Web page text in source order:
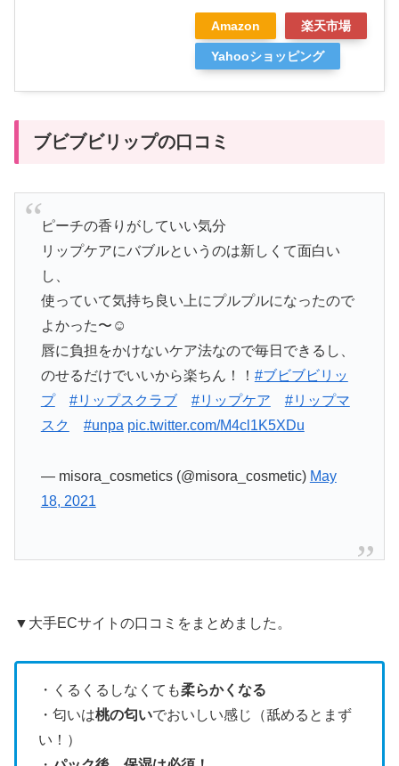
Amazon 楽天市場
Yahooショッピング
ブビブビリップの口コミ
ピーチの香りがしていい気分
リップケアにバブルというのは新しくて面白い
し、
使っていて気持ち良い上にプルプルになったので
よかった〜☺️
唇に負担をかけないケア法なので毎日できるし、
のせるだけでいいから楽ちん！！ #ブビブビリッ
プ
#リップスクラブ #リップケア
#リップマ
スク
#unpa pic.twitter.com/M4cl1K5XDu
— misora_cosmetics (@misora_cosmetic) May
18, 2021
▼大手ECサイトの口コミをまとめました。
・くるくるしなくても柔らかくなる
・匂いは桃の匂いでおいしい感じ（舐めるとまず
い！）